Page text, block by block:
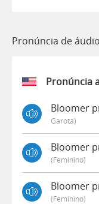
Pronúncia de
Pronúncia
Bloomer
Garota)
Bloomer
(feminino)
Bloomer
(feminino)